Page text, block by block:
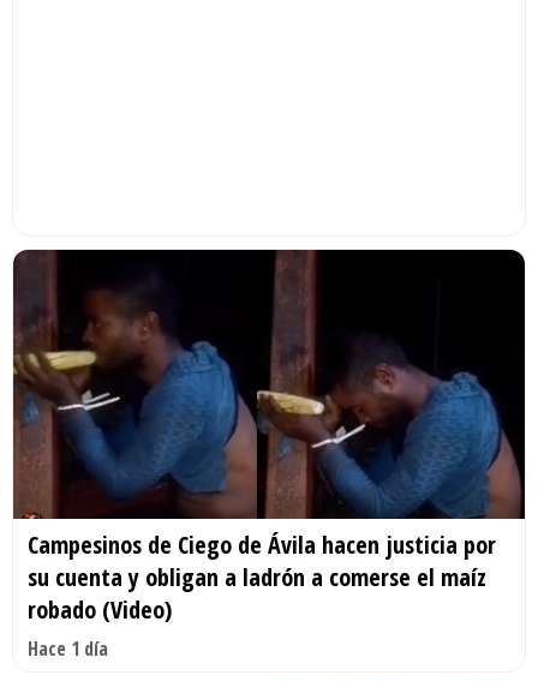
Campesinos de Ciego de Ávila hacen justicia por
su cuenta y obligan a ladrón a comerse el maíz
robado (Video)
Hace 1 día